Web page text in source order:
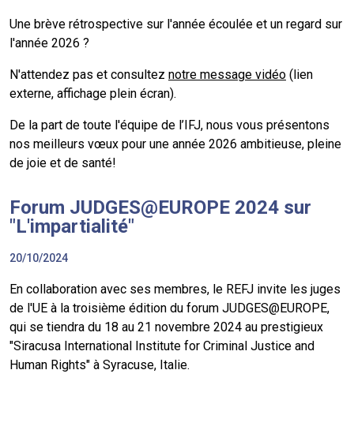
Une brève rétrospective sur l'année écoulée et un regard sur
l'année 2026 ?
N'attendez pas et consultez notre message vidéo (lien
externe, affichage plein écran).
De la part de toute l'équipe de l’IFJ, nous vous présentons
nos meilleurs vœux pour une année 2026 ambitieuse, pleine
de joie et de santé!
Forum JUDGES@EUROPE 2024 sur
"L'impartialité"
20/10/2024
En collaboration avec ses membres, le REFJ invite les juges
de l'UE à la troisième édition du forum JUDGES@EUROPE,
qui se tiendra du 18 au 21 novembre 2024 au prestigieux
"Siracusa International Institute for Criminal Justice and
Human Rights" à Syracuse, Italie.